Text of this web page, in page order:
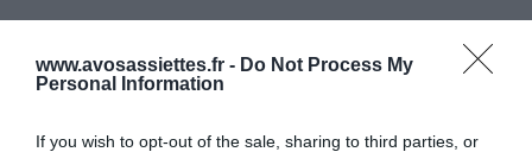
www.avosassiettes.fr - Do Not Process My
Personal Information
If you wish to opt-out of the sale, sharing to third parties, or